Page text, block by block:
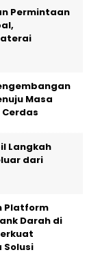
Permintaan
Masa
Langkah
dari
Platform
Darah di
Solusi